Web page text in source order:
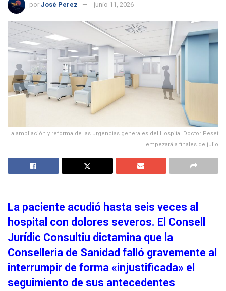
por José Perez junio 11, 2026
La ampliación y reforma de las urgencias generales del Hospital Doctor Peset
empezará a finales de julio
La paciente acudió hasta seis veces al
hospital con dolores severos. El Consell
Jurídic Consultiu dictamina que la
Conselleria de Sanidad falló gravemente al
interrumpir de forma «injustificada» el
seguimiento de sus antecedentes